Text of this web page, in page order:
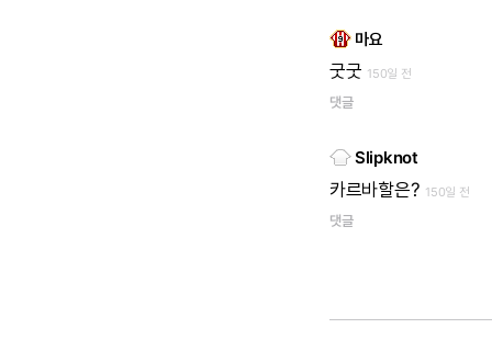
마요
굿굿 150일 전
댓글
Slipknot
카르바할은? 150일 전
댓글